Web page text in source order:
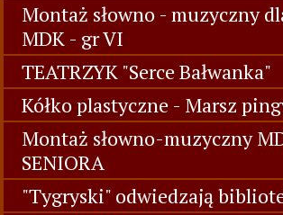
Montaż słowno - muzyczny
MDK - gr VI
TEATRZYK "Serce Bałwanka"
Kółko plastyczne - Marsz
Montaż słowno-muzyczny
SENIORA
"Tygryski" odwiedzają